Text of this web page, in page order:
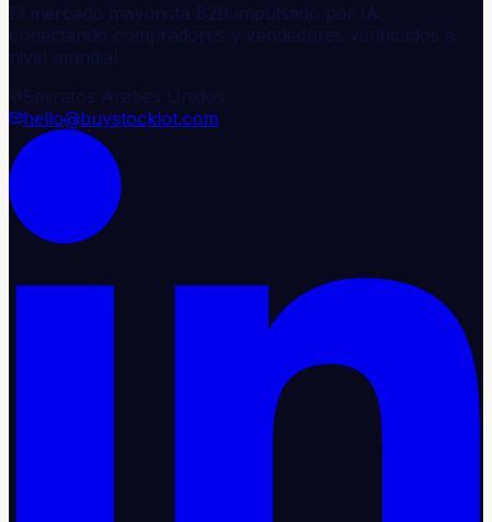
El mercado mayorista B2B impulsado por IA,
conectando compradores y vendedores verificados a
nivel mundial.
Emiratos Árabes Unidos
hello@buystocklot.com